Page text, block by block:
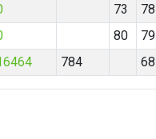
73
78
80
79
784 68